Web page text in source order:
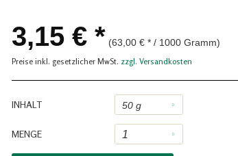
3,15 € * (63,00 € * / 1000 Gramm)
Preise inkl. gesetzlicher MwSt. zzgl. Versandkosten
INHALT
MENGE